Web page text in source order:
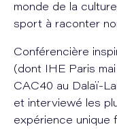
monde de la
sport à raconter
Conférencière
(dont IHE Paris
CAC40 au Dalaï-
et interviewé les
expérience unique